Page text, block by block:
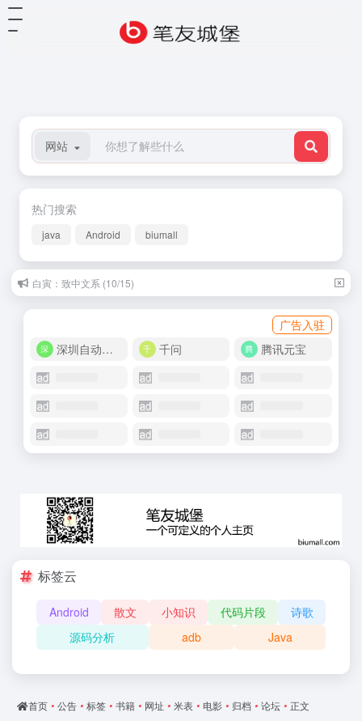
网站
热门搜索
java Android biumall
白寅：致中文系 (10/15)
广告入驻
深圳自动化商城
千问 腾讯元宝
标签云
Android 散文 小知识 代码片段
诗歌
源码分析
adb Java
首页 • 公告 • 标签 • 书籍 • 网址 • 米表 • 电影 • 归档 • 论坛 • 正文